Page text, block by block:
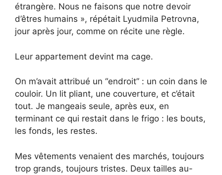
étrangère. Nous ne faisons que notre devoir
d’êtres humains », répétait Lyudmila Petrovna,
jour après jour, comme on récite une règle.
Leur appartement devint ma cage.
On m’avait attribué un “endroit” : un coin dans le
couloir. Un lit pliant, une couverture, et c’était
tout. Je mangeais seule, après eux, en
terminant ce qui restait dans le frigo : les bouts,
les fonds, les restes.
Mes vêtements venaient des marchés, toujours
trop grands, toujours tristes. Deux tailles au-